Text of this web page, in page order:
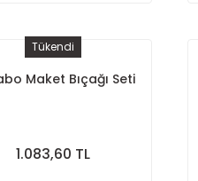
Tükendi
Maket Bıçağı Seti
1.083,60 TL